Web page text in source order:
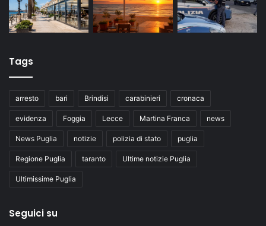
Tags
arresto bari Brindisi carabinieri cronaca
evidenza Foggia Lecce Martina Franca news
News Puglia notizie polizia di stato puglia
Regione Puglia taranto Ultime notizie Puglia
Ultimissime Puglia
Seguici su